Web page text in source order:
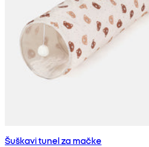
Šuškavi tunel za mačke